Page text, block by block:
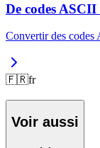
De codes ASCII
Convertir des codes
🇫🇷fr
Voir aussi